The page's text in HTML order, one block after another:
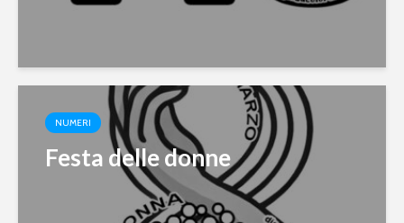
NUMERI
Festa delle donne